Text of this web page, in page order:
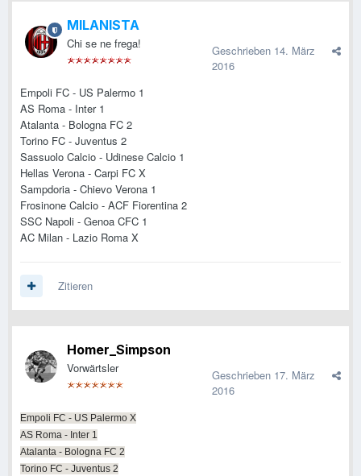
MILANISTA
Chi se ne frega! Geschrieben 14. März
2016
Empoli FC - US Palermo 1
AS Roma - Inter 1
Atalanta - Bologna FC 2
Torino FC - Juventus 2
Sassuolo Calcio - Udinese Calcio 1
Hellas Verona - Carpi FC X
Sampdoria - Chievo Verona 1
Frosinone Calcio - ACF Fiorentina 2
SSC Napoli - Genoa CFC 1
AC Milan - Lazio Roma X
Zitieren
Homer_Simpson
Vorwärtsler Geschrieben 17. März
2016
Empoli FC - US Palermo X
AS Roma - Inter 1
Atalanta - Bologna FC 2
Torino FC - Juventus 2